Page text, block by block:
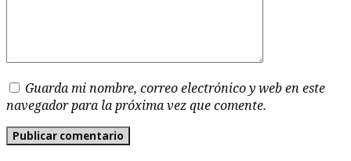
Guarda mi nombre, correo electrónico y web en este
navegador para la próxima vez que comente.